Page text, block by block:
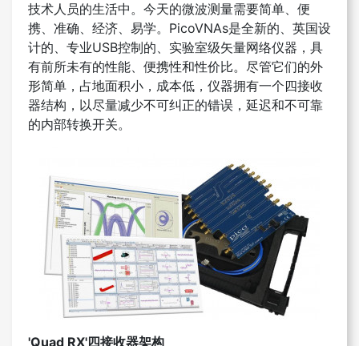
技术人员的生活中。今天的微波测量需要简单、便
携、准确、经济、易学。PicoVNAs是全新的、英国设
计的、专业USB控制的、实验室级矢量网络仪器，具
有前所未有的性能、便携性和性价比。尽管它们的外
形简单，占地面积小，成本低，仪器拥有一个四接收
器结构，以尽量减少不可纠正的错误，延迟和不可靠
的内部转换开关。
'Quad RX'四接收器架构